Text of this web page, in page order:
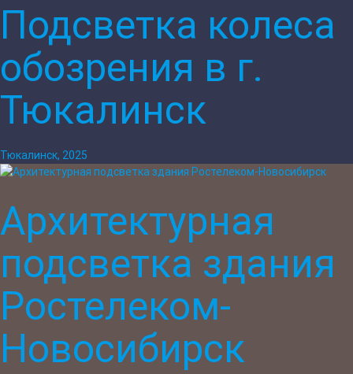
Подсветка колеса
обозрения в г.
Тюкалинск
Тюкалинск, 2025
Архитектурная
подсветка здания
Ростелеком-
Новосибирск